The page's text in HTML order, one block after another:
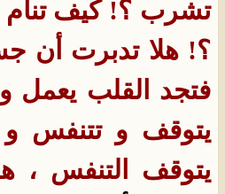
تشرب ؟! كيف
؟! هلا تدبرت أن
فتجد القلب يعمل و
يتوقف و تتنفس و
يتوقف التنفس ،